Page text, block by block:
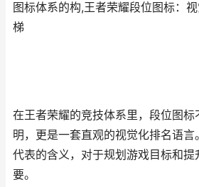
图标体系的构,王者荣耀段位图标：
梯
在王者荣耀的竞技体系里，段位图标
明，更是一套直观的视觉化排名语
代表的含义，对于规划游戏目标和提
要。